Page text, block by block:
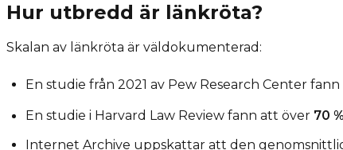
Hur utbredd är länkröta?
Skalan av länkröta är väldokumenterad:
En studie från 2021 av Pew Research Center
En studie i Harvard Law Review fann att över 70
Internet Archive uppskattar att den